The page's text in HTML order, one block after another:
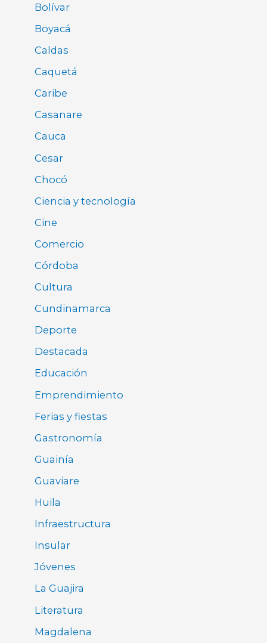
Bolívar
Boyacá
Caldas
Caquetá
Caribe
Casanare
Cauca
Cesar
Chocó
Ciencia y tecnología
Cine
Comercio
Córdoba
Cultura
Cundinamarca
Deporte
Destacada
Educación
Emprendimiento
Ferias y fiestas
Gastronomía
Guainía
Guaviare
Huila
Infraestructura
Insular
Jóvenes
La Guajira
Literatura
Magdalena